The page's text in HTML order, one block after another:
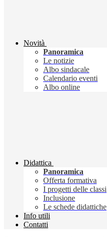
Novità
Panoramica
Le notizie
Albo sindacale
Calendario eventi
Albo online
Didattica
Panoramica
Offerta formativa
I progetti delle classi
Inclusione
Le schede didattiche
Info utili
Contatti